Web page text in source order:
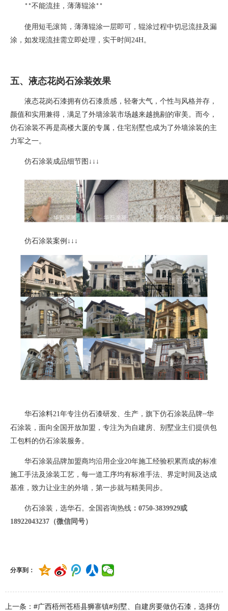
**不能流挂，薄薄辊涂**
使用短毛滚筒，薄薄辊涂一层即可，辊涂过程中切忌流挂及漏
涂，如发现流挂需立即处理，实干时间24H。
五、液态花岗石涂装效果
液态花岗石漆拥有仿石漆质感，轻奢大气，个性与风格并存，
颜值和实用兼得，满足了外墙涂装市场越来越挑剔的审美。而今，
仿石涂装不再是高楼大厦的专属，住宅别墅也成为了外墙涂装的主
力军之一。
仿石涂装成品细节图 ↓↓↓
仿石涂装案例 ↓↓↓
华石涂料21年专注仿石漆研发、生产，旗下仿石涂装品牌--华
石涂装，面向全国开放加盟，专注为为自建房、别墅业主们提供包
工包料的仿石涂装服务。
华石涂装品牌加盟商均沿用企业20年施工经验积累而成的标准
施工手法及涂装工艺，每一道工序均有标准手法、界定时间及达成
基准，致力让业主的外墙，第一步就与精美同步。
仿石涂装，选华石。全国咨询热线 ： 0750-3839929或
18922043237（微信同号）
分享到：
上一条：#广西梧州苍梧县狮寨镇#别墅、自建房要做仿石漆，选择仿